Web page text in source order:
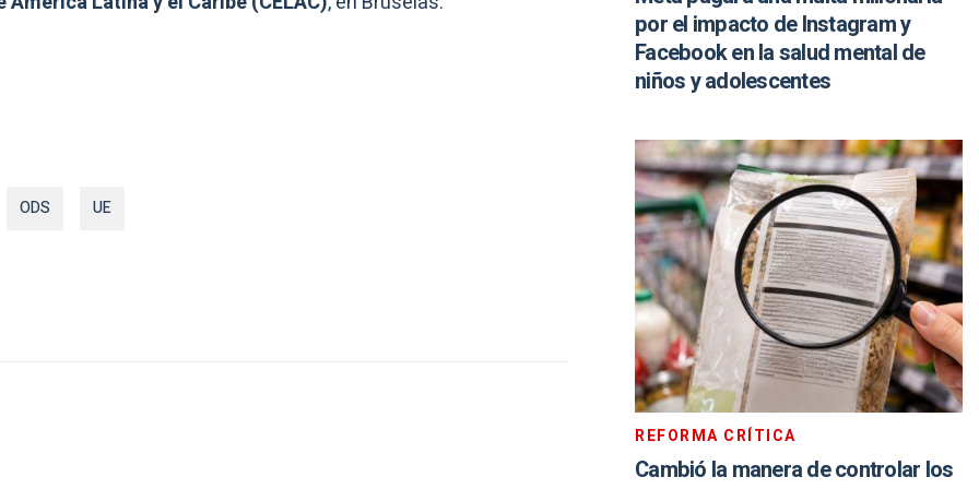
ODS UE
por el impacto de Instagram y
Facebook en la salud mental de
niños y adolescentes
REFORMA CRÍTICA
Cambió la manera de controlar los